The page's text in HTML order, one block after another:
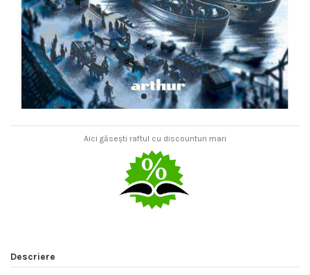
Aici găsești raftul cu discounturi mari
Descriere